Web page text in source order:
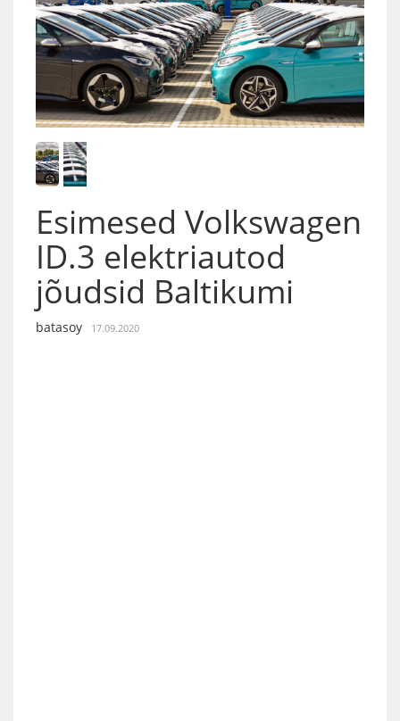
Esimesed Volkswagen
ID.3 elektriautod
jõudsid Baltikumi
batasoy 17.09.2020